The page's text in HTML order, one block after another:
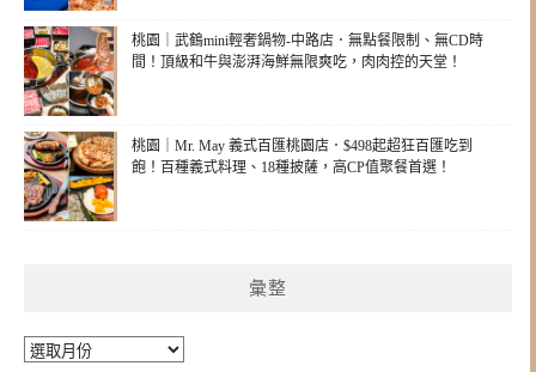
桃園｜武鶴mini輕奢鍋物-中路店．無點餐限制、無CD時
間！頂級和牛與澎湃海鮮無限爽吃，肉肉控的天堂！
桃園｜Mr. May 義式百匯桃園店．$498起超狂百匯吃到
飽！百種義式料理、18種披薩，高CP值聚餐首選！
彙整
彙